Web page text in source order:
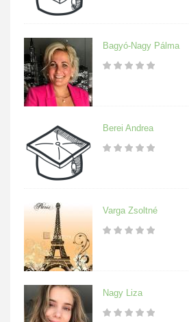
Bagyó-Nagy Pálma
Berei Andrea
Varga Zsoltné
Nagy Liza